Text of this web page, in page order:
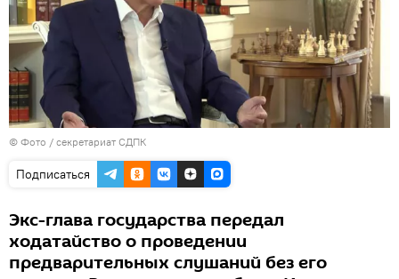
© Фото / секретариат СДПК
Подписаться
Экс-глава государства передал
ходатайство о проведении
предварительных слушаний без его